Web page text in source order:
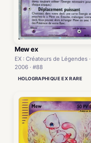
Mew ex
EX : Créateurs de Légendes ·
2006 · #88
HOLOGRAPHIQUE EX RARE